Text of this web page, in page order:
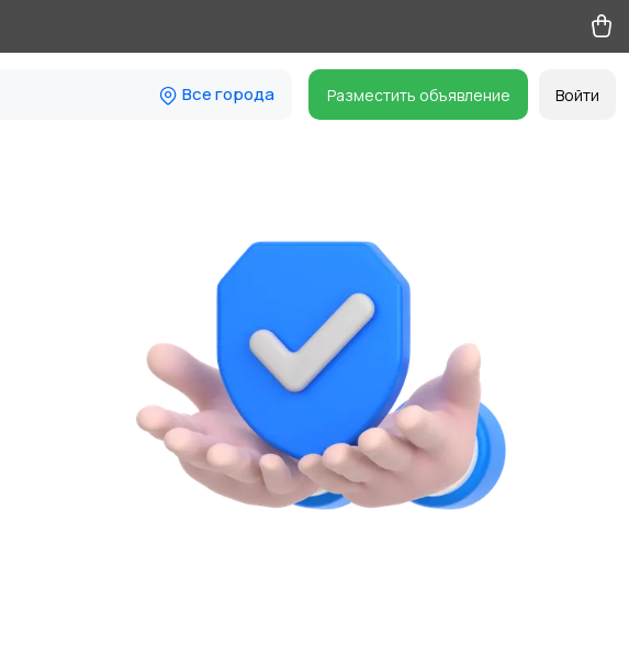
Все города Разместить объявление Войти